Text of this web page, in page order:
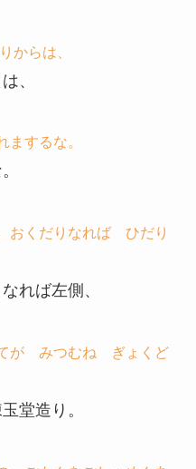
からは、
、
するな。
おくだりなれば ひだり
れば左側、
が みつむね ぎょくど
堂造り。